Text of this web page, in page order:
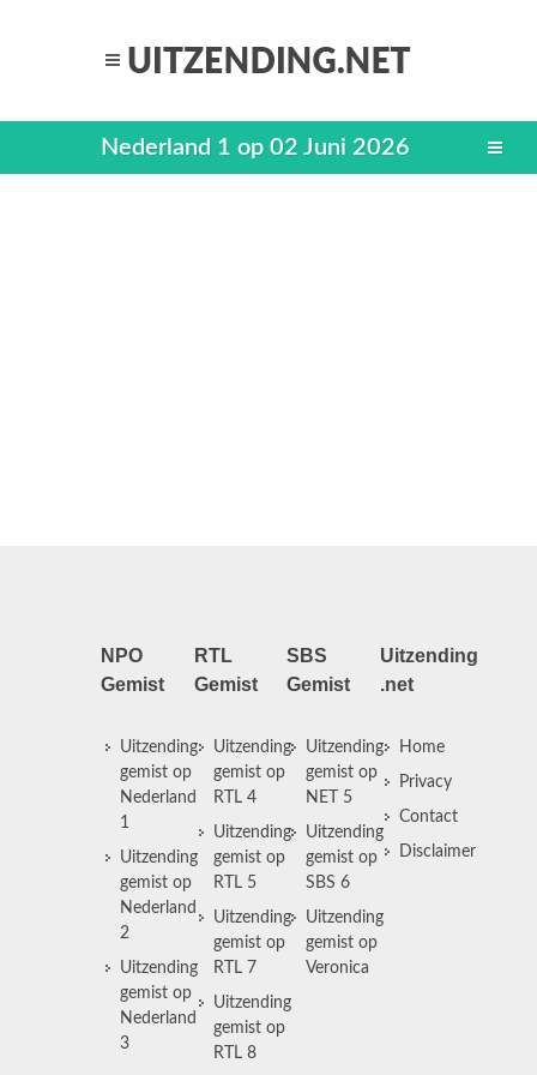
Nederland 1 op 02 Juni 2026
NPO
Gemist
Uitzending
gemist op
Nederland
1
Uitzending
gemist op
Nederland
2
Uitzending
gemist op
Nederland
3
RTL
Gemist
Uitzending
gemist op
RTL 4
Uitzending
gemist op
RTL 5
Uitzending
gemist op
RTL 7
Uitzending
gemist op
RTL 8
SBS
Gemist
Uitzending
gemist op
NET 5
Uitzending
gemist op
SBS 6
Uitzending
gemist op
Veronica
Uitzending
.net
Home
Privacy
Contact
Disclaimer